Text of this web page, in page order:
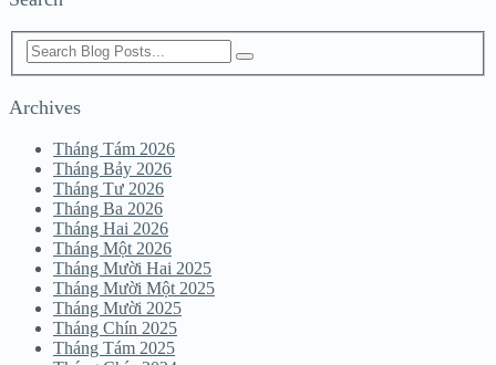
Archives
Tháng Tám 2026
Tháng Bảy 2026
Tháng Tư 2026
Tháng Ba 2026
Tháng Hai 2026
Tháng Một 2026
Tháng Mười Hai 2025
Tháng Mười Một 2025
Tháng Mười 2025
Tháng Chín 2025
Tháng Tám 2025